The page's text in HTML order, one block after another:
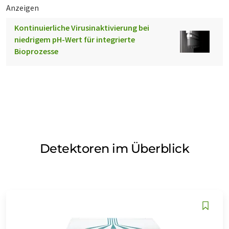
Anzeigen
Kontinuierliche Virusinaktivierung bei
niedrigem pH-Wert für integrierte
Bioprozesse
Detektoren im Überblick